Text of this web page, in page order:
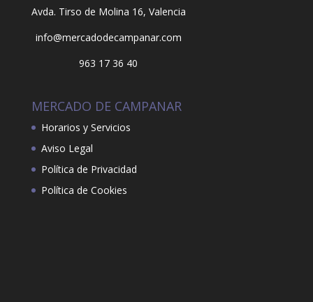
Avda. Tirso de Molina 16, Valencia
info@mercadodecampanar.com
963 17 36 40
MERCADO DE CAMPANAR
Horarios y Servicios
Aviso Legal
Política de Privacidad
Política de Cookies